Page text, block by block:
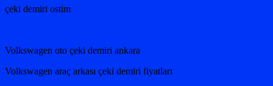
çeki demiri ostim
Volkswagen oto çeki demiri ankara
Volkswagen araç arkası çeki demiri fiyatları